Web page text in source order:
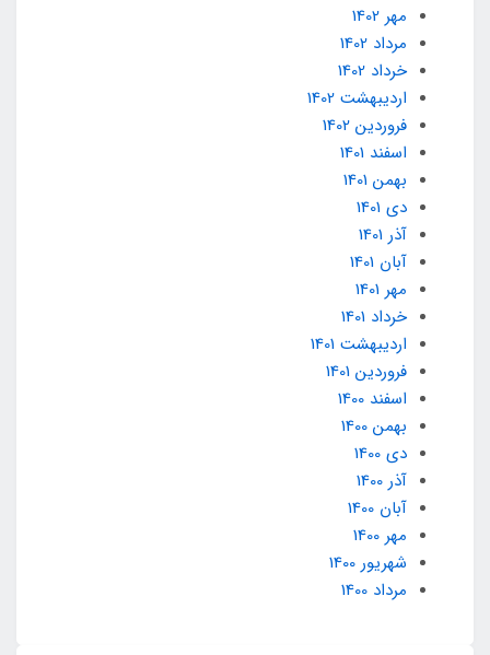
مهر 1402
مرداد 1402
خرداد 1402
ارديبهشت 1402
فروردین 1402
اسفند 1401
بهمن 1401
دی 1401
آذر 1401
آبان 1401
مهر 1401
خرداد 1401
ارديبهشت 1401
فروردین 1401
اسفند 1400
بهمن 1400
دی 1400
آذر 1400
آبان 1400
مهر 1400
شهریور 1400
مرداد 1400